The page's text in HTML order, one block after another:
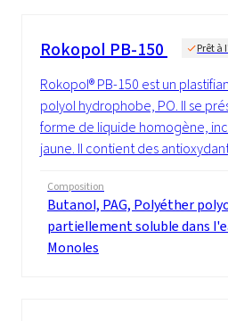
Rokopol PB-150 Prêt à
Rokopol® PB-150 est un
polyol hydrophobe, PO. Il se
forme de liquide homogène,
jaune. Il contient des
Composition
Butanol, PAG, Polyéther
partiellement soluble dans
Monoles